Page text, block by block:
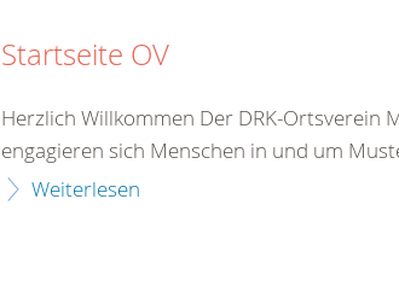
Startseite OV
Herzlich Willkommen Der DRK-Ortsverein
engagieren sich Menschen in und um
Weiterlesen